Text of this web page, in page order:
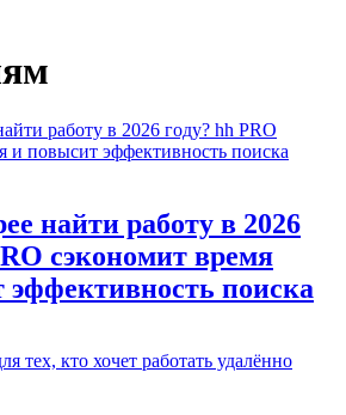
найти работу в 2026
сэкономит время
эффективность поиска